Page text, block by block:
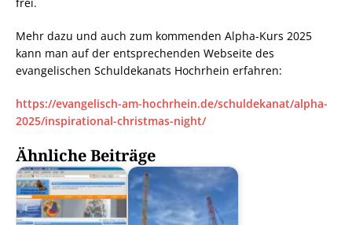
Mehr dazu und auch zum kommenden Alpha-Kurs 2025
kann man auf der entsprechenden Webseite des
evangelischen Schuldekanats Hochrhein erfahren:
https://evangelisch-am-hochrhein.de/schuldekanat/alpha-
2025/inspirational-christmas-night/
Ähnliche Beiträge